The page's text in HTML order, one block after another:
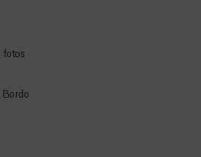
fotos
Bordo